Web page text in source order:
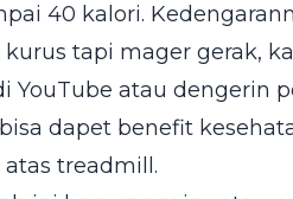
40 kalori.
tapi mager gerak,
atau dengerin
dapet benefit
treadmill.